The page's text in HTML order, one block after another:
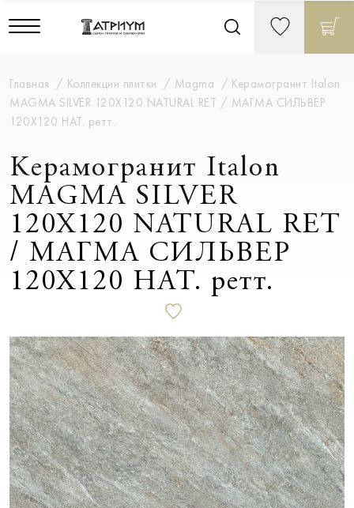
Главная Коллекции плитки Magma
Керамогранит Italon
MAGMA SILVER 120X120 NATURAL RET / МАГМА СИЛЬВЕР
120X120 НАТ. ретт.
Керамогранит Italon
MAGMA SILVER
120X120 NATURAL RET
/ МАГМА СИЛЬВЕР
120X120 НАТ. ретт.